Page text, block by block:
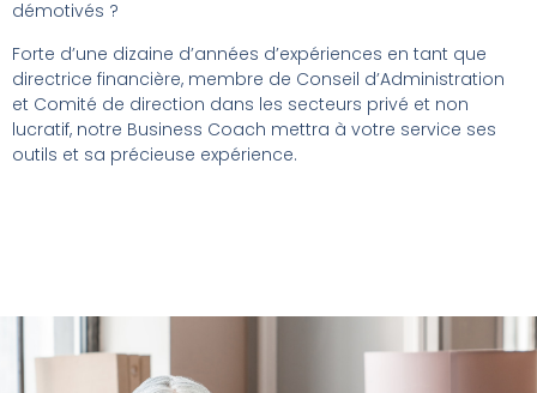
démotivés ?
Forte d’une dizaine d’années d’expériences en tant que
directrice financière, membre de Conseil d’Administration
et Comité de direction dans les secteurs privé et non
lucratif, notre Business Coach mettra à votre service ses
outils et sa précieuse expérience.